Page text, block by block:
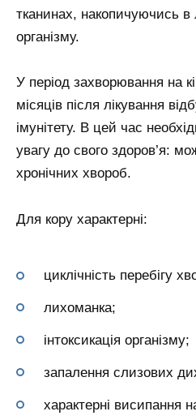
тканинах, накопичуючись в
організму.
У період захворювання на
місяців після лікування
імунітету. В цей час
увагу до свого здоров’я:
хронічних хвороб.
Для кору характерні:
циклічність перебігу
лихоманка;
інтоксикація організму;
запалення слизових
характерні висипання